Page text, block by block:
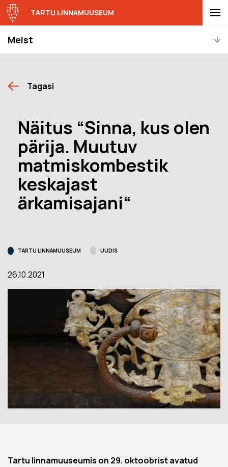
Meist
TARTU LINNAMUUSEUM
Tagasi
Näitus “Sinna, kus olen
pärija. Muutuv
matmiskombestik
keskajast
ärkamisajani“
TARTU LINNAMUUSEUM UUDIS
26.10.2021
Tartu linnamuuseumis on 29. oktoobrist avatud